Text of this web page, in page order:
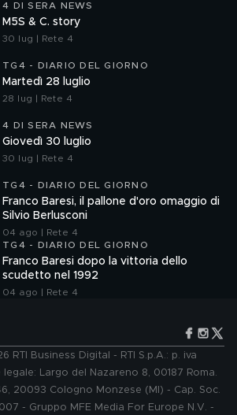
4 DI SERA NEWS
M5S & C. story
30 lug | Rete 4
TG4 - DIARIO DEL GIORNO
Martedì 28 luglio
28 lug | Rete 4
4 DI SERA NEWS
Giovedì 30 luglio
30 lug | Rete 4
TG4 - DIARIO DEL GIORNO
Franco Baresi, il pallone d'oro omaggio di
Silvio Berlusconi
04 ago | Rete 4
TG4 - DIARIO DEL GIORNO
Franco Baresi dopo la vittoria dello
scudetto nel 1992
04 ago | Rete 4
RTI Business Digital - RTI S.p.A.: p. iva
Largo del Nazareno 8, 00187 Roma.
20093 Cologno Monzese (MI) - Cap. Soc.
- Gruppo MFE Media For Europe N.V. -